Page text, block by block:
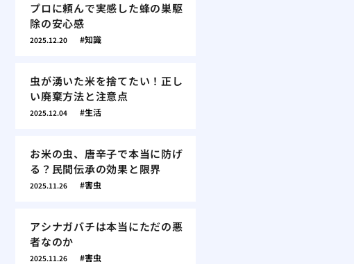
プロに頼んで実感した蜂の巣駆
除の安心感
2025.12.20 知識
虫が湧いた米を捨てたい！正し
い廃棄方法と注意点
2025.12.04 生活
お米の虫、唐辛子で本当に防げ
る？民間伝承の効果と限界
2025.11.26 害虫
アシナガバチは本当にただの悪
者なのか
2025.11.26 害虫